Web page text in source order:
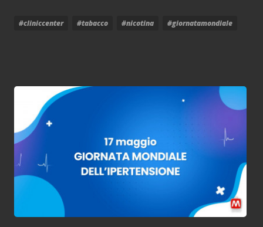
#cliniccenter #tabacco #nicotina #giornatamondiale